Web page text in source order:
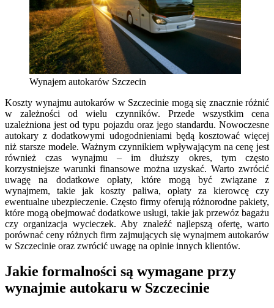
Wynajem autokarów Szczecin
Koszty wynajmu autokarów w Szczecinie mogą się znacznie różnić
w zależności od wielu czynników. Przede wszystkim cena
uzależniona jest od typu pojazdu oraz jego standardu. Nowoczesne
autokary z dodatkowymi udogodnieniami będą kosztować więcej
niż starsze modele. Ważnym czynnikiem wpływającym na cenę jest
również czas wynajmu – im dłuższy okres, tym często
korzystniejsze warunki finansowe można uzyskać. Warto zwrócić
uwagę na dodatkowe opłaty, które mogą być związane z
wynajmem, takie jak koszty paliwa, opłaty za kierowcę czy
ewentualne ubezpieczenie. Często firmy oferują różnorodne pakiety,
które mogą obejmować dodatkowe usługi, takie jak przewóz bagażu
czy organizacja wycieczek. Aby znaleźć najlepszą ofertę, warto
porównać ceny różnych firm zajmujących się wynajmem autokarów
w Szczecinie oraz zwrócić uwagę na opinie innych klientów.
Jakie formalności są wymagane przy
wynajmie autokaru w Szczecinie